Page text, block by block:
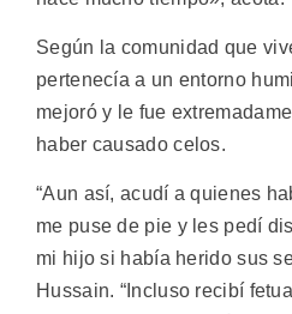
Según la comunidad que
pertenecía a un entorno
mejoró y le fue
haber causado celos.
“Aun así, acudí a quienes
me puse de pie y les pedí
mi hijo si había herido sus
Hussain. “Incluso recibí